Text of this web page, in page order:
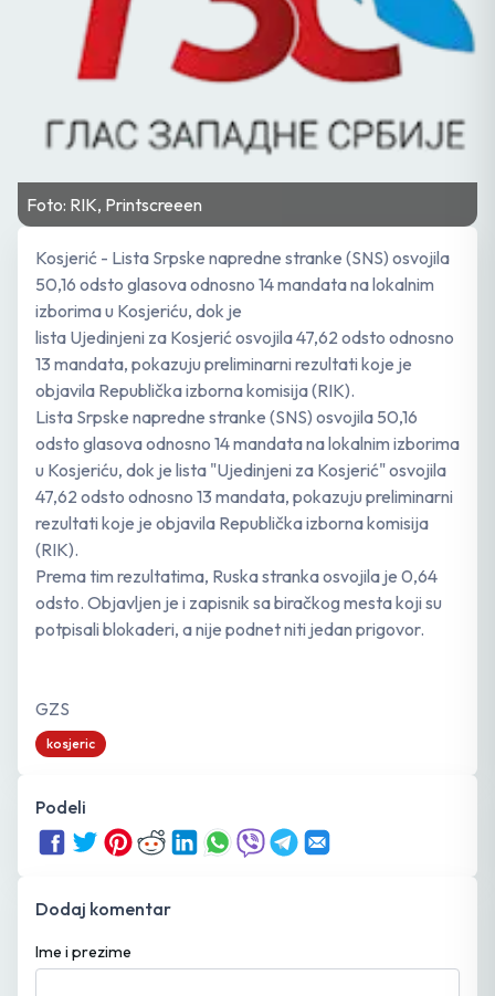
Foto: RIK, Printscreeen
Kosjerić - Lista Srpske napredne stranke (SNS) osvojila
50,16 odsto glasova odnosno 14 mandata na lokalnim
izborima u Kosjeriću, dok je
lista Ujedinjeni za Kosjerić osvojila 47,62 odsto odnosno
13 mandata, pokazuju preliminarni rezultati koje je
objavila Republička izborna komisija (RIK).
Lista Srpske napredne stranke (SNS) osvojila 50,16
odsto glasova odnosno 14 mandata na lokalnim izborima
u Kosjeriću, dok je lista "Ujedinjeni za Kosjerić" osvojila
47,62 odsto odnosno 13 mandata, pokazuju preliminarni
rezultati koje je objavila Republička izborna komisija
(RIK).
Prema tim rezultatima, Ruska stranka osvojila je 0,64
odsto. Objavljen je i zapisnik sa biračkog mesta koji su
potpisali blokaderi, a nije podnet niti jedan prigovor.
GZS
kosjeric
Podeli
Dodaj komentar
Ime i prezime